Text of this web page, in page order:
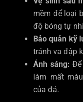
mềm để loại
độ bóng tự
Bảo quản kỹ
tránh va đập
Ánh sáng:
làm mất
của đá.